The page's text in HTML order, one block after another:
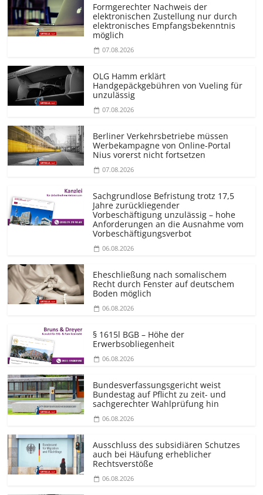
Formgerechter Nachweis der
elektronischen Zustellung nur durch
elektronisches Empfangsbekenntnis
möglich
07.08.2026
OLG Hamm erklärt
Handgepäckgebühren von Vueling für
unzulässig
07.08.2026
Berliner Verkehrsbetriebe müssen
Werbekampagne von Online-Portal
Nius vorerst nicht fortsetzen
07.08.2026
Sachgrundlose Befristung trotz 17,5
Jahre zurückliegender
Vorbeschäftigung unzulässig – hohe
Anforderungen an die Ausnahme vom
Vorbeschäf­tigungsverbot
06.08.2026
Eheschließung nach somalischem
Recht durch Fenster auf deutschem
Boden möglich
06.08.2026
§ 1615l BGB – Höhe der
Erwerbsobliegenheit
06.08.2026
Bundesver­fassungsgericht weist
Bundestag auf Pflicht zu zeit- und
sachgerechter Wahlprüfung hin
06.08.2026
Ausschluss des subsidiären Schutzes
auch bei Häufung erheblicher
Rechtsverstöße
06.08.2026